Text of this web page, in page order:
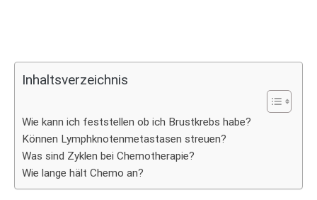
Inhaltsverzeichnis
Wie kann ich feststellen ob ich Brustkrebs habe?
Können Lymphknotenmetastasen streuen?
Was sind Zyklen bei Chemotherapie?
Wie lange hält Chemo an?